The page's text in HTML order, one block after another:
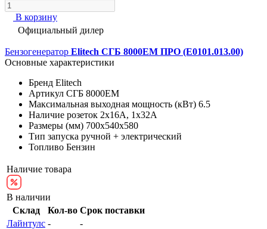
В корзину
Официальный дилер
Бензогенератор Elitech СГБ 8000EМ ПРО (E0101.013.00)
Основные характеристики
Бренд Elitech
Артикул СГБ 8000EМ
Максимальная выходная мощность (кВт) 6.5
Наличие розеток 2х16А, 1х32А
Размеры (мм) 700x540x580
Тип запуска ручной + электрический
Топливо Бензин
Наличие товара
В наличии
Склад
Кол-во Срок поставки
Лайнтулс -
-